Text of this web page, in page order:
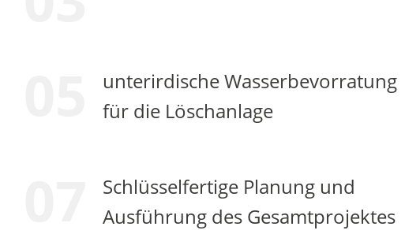
unterirdische Wasserbevorratung
für die Löschanlage
Schlüsselfertige Planung und
Ausführung des Gesamtprojektes